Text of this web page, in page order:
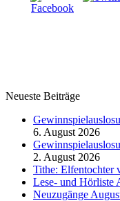
Neueste Beiträge
6. August 2026
2. August 2026
Tithe: Elfentochter
Lese- und Hörliste
Neuzugänge